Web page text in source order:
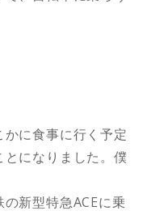
に食事に行く予定
になりました。僕
新型特急ACEに乗